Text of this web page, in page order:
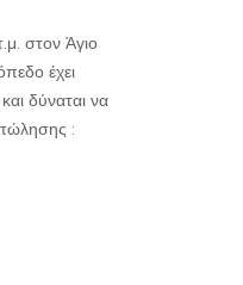
στον Άγιο
έχει
δύναται να
: